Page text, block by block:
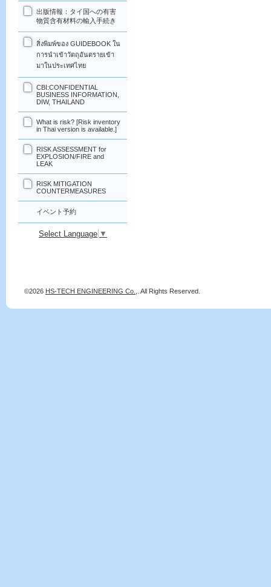
出版情報：タイ国への有害
物質含有材料の輸入手続き
สิ่งพิมพ์ของ GUIDEBOOK ใน
การนำเข้าวัตถุอันตรายเข้า
มาในประเทศไทย
CBI:CONFIDENTIAL
BUSINESS INFORMATION,
DIW, THAILAND
What is risk? [Risk inventory
in Thai version is available.]
RISK ASSESSMENT for
EXPLOSION/FIRE and
LEAK
RISK MITIGATION
COUNTERMEASURES
イベント予約
Select Language ▼
©2026 HS-TECH ENGINEERING Co., . All Rights Reserved.